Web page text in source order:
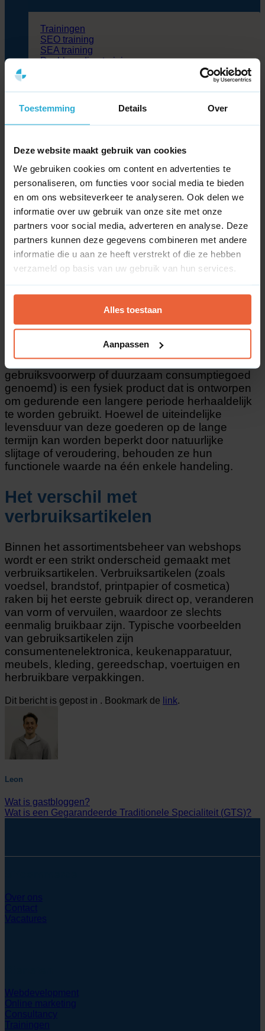
Toestemming Details Over
Deze website maakt gebruik van cookies
We gebruiken cookies om content en advertenties te
personaliseren, om functies voor social media te bieden
en om ons websiteverkeer te analyseren. Ook delen we
informatie over uw gebruik van onze site met onze
partners voor social media, adverteren en analyse. Deze
partners kunnen deze gegevens combineren met andere
informatie die u aan ze heeft verstrekt of die ze hebben
verzameld op basis van uw gebruik van hun services.
Alles toestaan
Aanpassen
Trainingen
SEO training
SEA training
Dashboarding training
WordPress training
WooCommerce Training
Flatsome training
Blog
Over ons
Kennisbank
Contact
naar:
>Kennisbank >Wat is een gebruiksartikel?
Wat is een gebruiksartikel?
Een gebruiksartikel (ook wel een
gebruiksvoorwerp of duurzaam consumptiegoed
genoemd) is een fysiek product dat is ontworpen
om gedurende een langere periode herhaaldelijk
te worden gebruikt. Hoewel de uiteindelijke
levensduur van deze goederen op de lange
termijn kan worden beperkt door natuurlijke
slijtage of veroudering, behouden ze hun
functionele waarde na één enkele handeling.
Het verschil met
verbruiksartikelen
Binnen het assortimentsbeheer van webshops
wordt er een strikt onderscheid gemaakt met
verbruiksartikelen. Verbruiksartikelen (zoals
voedsel, brandstof, printpapier of cosmetica)
raken bij het eerste gebruik direct op, veranderen
van vorm of vervuilen, waardoor ze slechts
eenmalig bruikbaar zijn. Typische voorbeelden
van gebruiksartikelen zijn
consumentenelektronica, keukenapparatuur,
meubels, kleding, gereedschap, voertuigen en
herbruikbare verpakkingen.
Dit bericht is gepost in . Bookmark de link.
Leon
Wat is gastbloggen?
Wat is een Gegarandeerde Traditionele Specialiteit (GTS)?
Over ons
Contact
Vacatures
Webdevelopment
Online marketing
Consultancy
Trainingen